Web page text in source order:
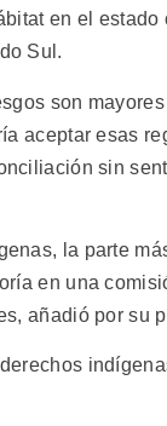
en el estado
Sul.
son
aceptar esas
sin
la parte
en una
añadió por su